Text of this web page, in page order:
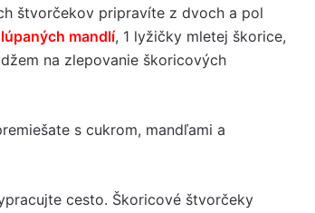
štvorčekov pripravíte z dvoch a pol
lúpaných mandlí, 1 lyžičky mletej škorice,
na zlepovanie škoricových
s cukrom, mandľami a
cesto. Škoricové štvorčeky